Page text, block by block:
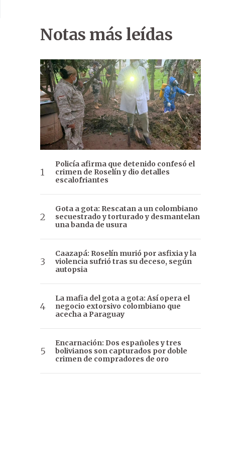
Notas más leídas
Policía afirma que detenido confesó el
crimen de Roselín y dio detalles
escalofriantes
Gota a gota: Rescatan a un colombiano
secuestrado y torturado y desmantelan
una banda de usura
Caazapá: Roselín murió por asfixia y la
violencia sufrió tras su deceso, según
autopsia
La mafia del gota a gota: Así opera el
negocio extorsivo colombiano que
acecha a Paraguay
Encarnación: Dos españoles y tres
bolivianos son capturados por doble
crimen de compradores de oro